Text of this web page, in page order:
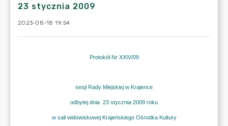
23 stycznia 2009
2023-08-18 19:54